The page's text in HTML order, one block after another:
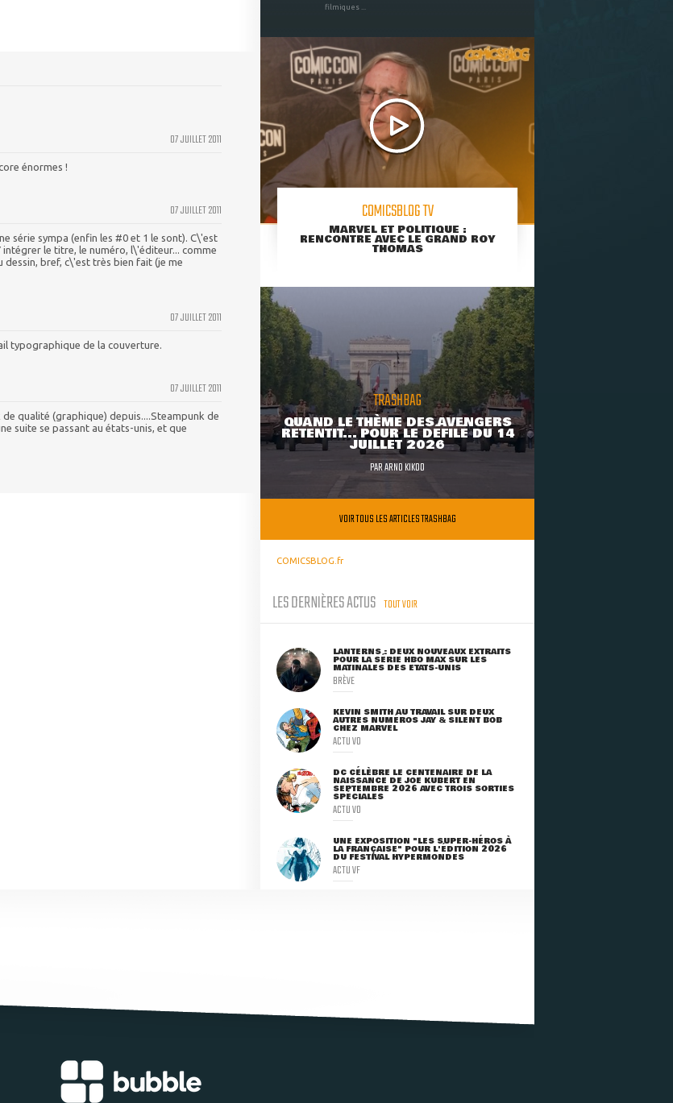
07 JUILLET 2011
énormes !
07 JUILLET 2011
série sympa (enfin les #0 et 1 le sont). C\'est
le titre, le numéro, l\'éditeur... comme
dessin, bref, c\'est très bien fait (je me
07 JUILLET 2011
typographique de la couverture.
07 JUILLET 2011
qualité (graphique) depuis....Steampunk de
suite se passant au états-unis, et que
filmiques ...
COMICSBLOG TV
MARVEL ET POLITIQUE :
RENCONTRE AVEC LE GRAND ROY
THOMAS
TRASHBAG
QUAND LE THÈME DES AVENGERS
RETENTIT... POUR LE DÉFILÉ DU 14
JUILLET 2026
PARARNO KIKOO
VOIR TOUS LES ARTICLES TRASHBAG
COMICSBLOG.fr
LES DERNIÈRES ACTUS TOUT VOIR
LANTERNS : DEUX NOUVEAUX EXTRAITS
POUR LA SÉRIE HBO MAX SUR LES
MATINALES DES ETATS-UNIS
BRÈVE
KEVIN SMITH AU TRAVAIL SUR DEUX
AUTRES NUMÉROS JAY & SILENT BOB
CHEZ MARVEL
ACTU VO
DC CÉLÈBRE LE CENTENAIRE DE LA
NAISSANCE DE JOE KUBERT EN
SEPTEMBRE 2026 AVEC TROIS SORTIES
SPÉCIALES
ACTU VO
UNE EXPOSITION "LES SUPER-HÉROS À
LA FRANÇAISE" POUR L'ÉDITION 2026
DU FESTIVAL HYPERMONDES
ACTU VF